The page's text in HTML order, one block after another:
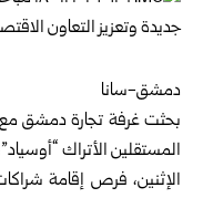
دمشق-سانا
بحثت غرفة تجارة دمشق
الإثنين، فرص إقامة